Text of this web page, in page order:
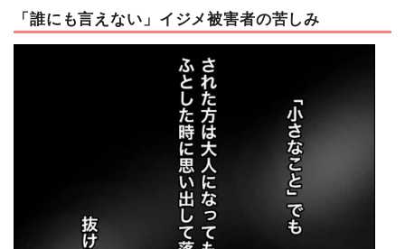
「誰にも言えない」イジメ被害者の苦しみ